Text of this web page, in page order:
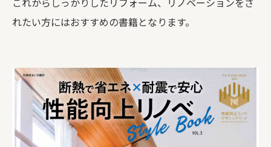
れたい方にはおすすめの書籍となります。